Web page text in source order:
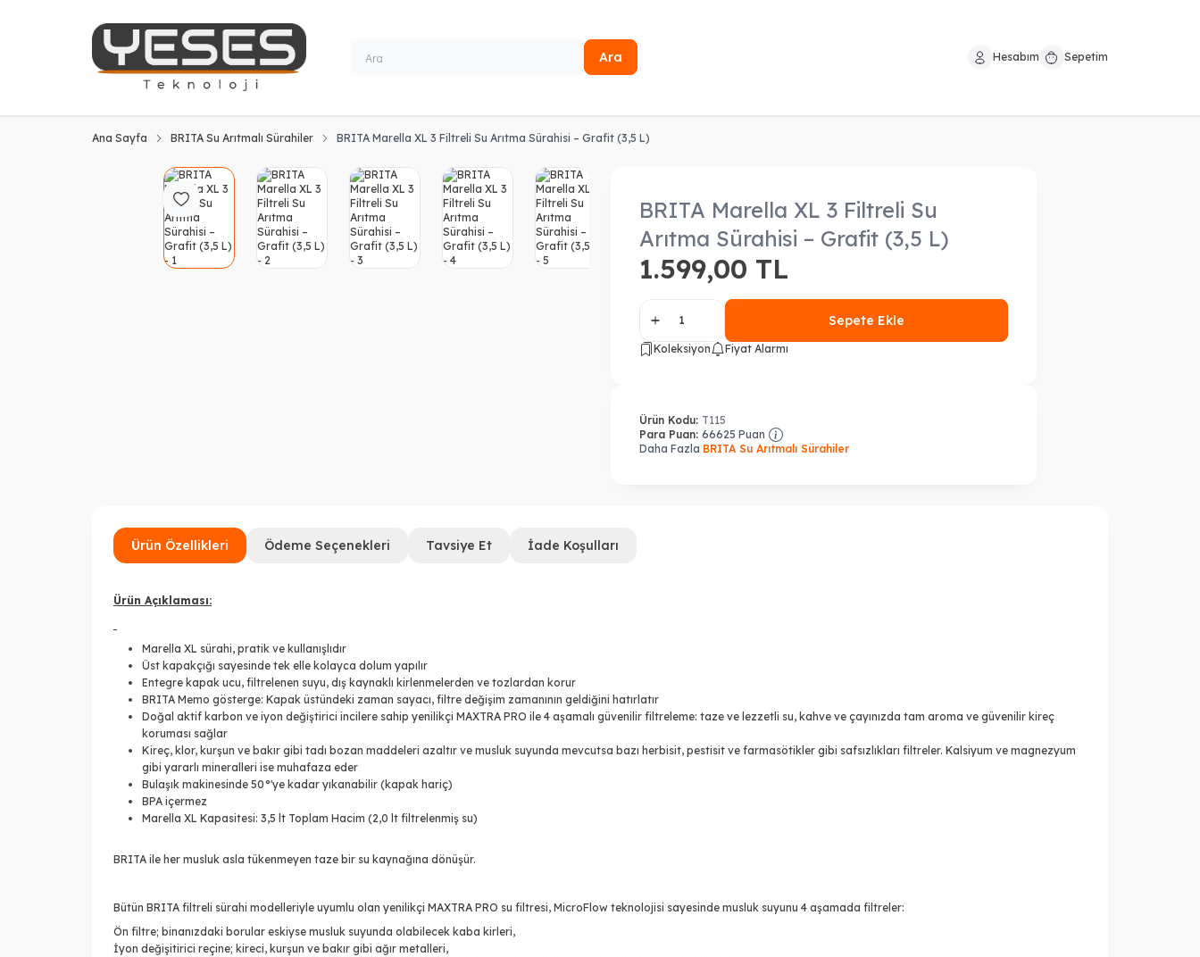
Ara Hesabım Sepetim
Ana Sayfa BRITA Su Arıtmalı Sürahiler BRITA Marella XL 3 Filtreli Su Arıtma Sürahisi – Grafit (3,5 L)
Favoriye Ekle
BRITA Marella XL 3 Filtreli Su
Arıtma Sürahisi – Grafit (3,5 L)
1.599,00 TL
Sepete Ekle
Koleksiyon Fiyat Alarmı
Ürün Kodu: T115
Para Puan: 66625 Puan
Daha Fazla BRITA Su Arıtmalı Sürahiler
Ürün Özellikleri Ödeme Seçenekleri Tavsiye Et İade Koşulları
Ürün Açıklaması:
Marella XL sürahi, pratik ve kullanışlıdır
Üst kapakçığı sayesinde tek elle kolayca dolum yapılır
Entegre kapak ucu, filtrelenen suyu, dış kaynaklı kirlenmelerden ve tozlardan korur
BRITA Memo gösterge: Kapak üstündeki zaman sayacı, filtre değişim zamanının geldiğini hatırlatır
Doğal aktif karbon ve iyon değiştirici incilere sahip yenilikçi MAXTRA PRO ile 4 aşamalı güvenilir filtreleme: taze ve lezzetli su, kahve ve çayınızda tam aroma ve güvenilir kireç
koruması sağlar
Kireç, klor, kurşun ve bakır gibi tadı bozan maddeleri azaltır ve musluk suyunda mevcutsa bazı herbisit, pestisit ve farmasötikler gibi safsızlıkları filtreler. Kalsiyum ve magnezyum
gibi yararlı mineralleri ise muhafaza eder
Bulaşık makinesinde 50°'ye kadar yıkanabilir (kapak hariç)
BPA içermez
Marella XL Kapasitesi: 3,5 lt Toplam Hacim (2,0 lt filtrelenmiş su)
BRITA ile her musluk asla tükenmeyen taze bir su kaynağına dönüşür.
Bütün BRITA filtreli sürahi modelleriyle uyumlu olan yenilikçi MAXTRA PRO su filtresi, MicroFlow teknolojisi sayesinde musluk suyunu 4 aşamada filtreler:
Ön filtre; binanızdaki borular eskiyse musluk suyunda olabilecek kaba kirleri,
İyon değişitirici reçine; kireci, kurşun ve bakır gibi ağır metalleri,